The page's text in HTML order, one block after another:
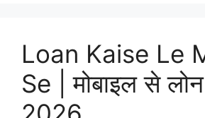
Loan Kaise Le
Se | मोबाइल से